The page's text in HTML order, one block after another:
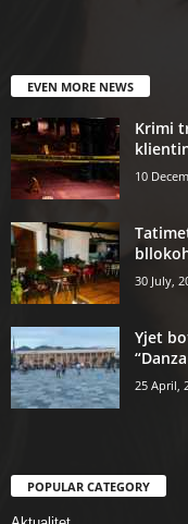
EVEN MORE NEWS
Krimi
10
30 July,
Yjet
25 April,
POPULAR CATEGORY